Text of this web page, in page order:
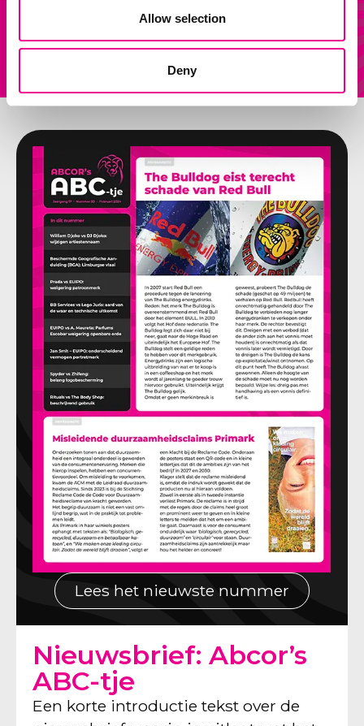
Allow selection
Deny
diensten
Andere vraag?
Lees het nieuwste nummer
Nieuwsbrief: Abcor’s
ABC-tje
Een korte introductie tekst over de